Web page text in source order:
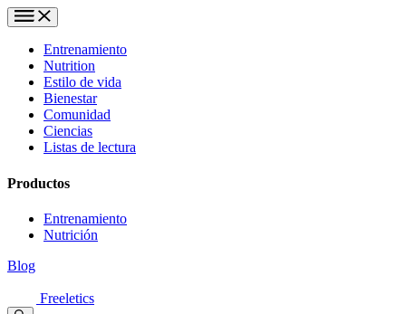
Entrenamiento
Nutrition
Estilo de vida
Bienestar
Comunidad
Ciencias
Listas de lectura
Productos
Entrenamiento
Nutrición
Blog
Freeletics